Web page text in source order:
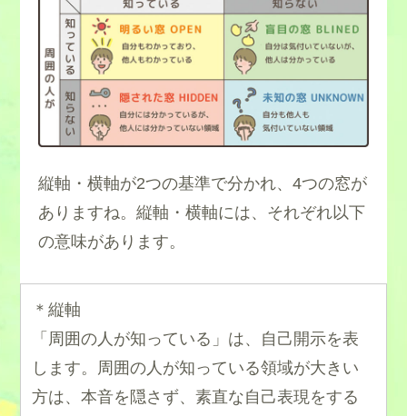
縦軸・横軸が2つの基準で分かれ、4つの窓が
ありますね。縦軸・横軸には、それぞれ以下
の意味があります。
＊縦軸
「周囲の人が知っている」は、自己開示を表
します。周囲の人が知っている領域が大きい
方は、本音を隠さず、素直な自己表現をする